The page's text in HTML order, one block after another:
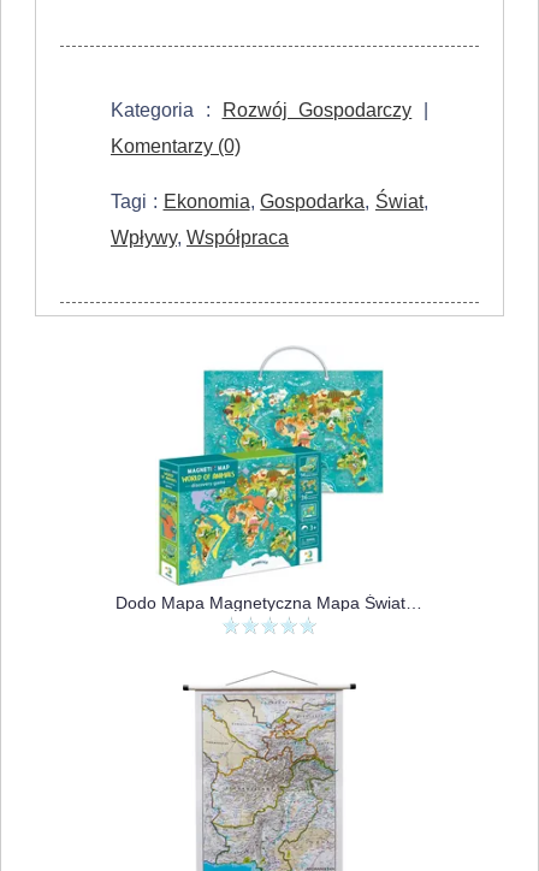
Kategoria : Rozwój Gospodarczy
Komentarzy (0)
Tagi : Ekonomia,Gospodarka, Świat,
Wpływy, Współpraca
Dodo Mapa Magnetyczna Mapa Świata Zwierząt